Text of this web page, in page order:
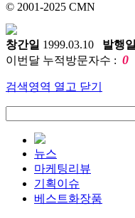
© 2001-2025 CMN
창간일 1999.03.10 발행일
이번달 누적방문자수 : 0
검색영역 열고 닫기
뉴스
마케팅리뷰
기획이슈
베스트화장품